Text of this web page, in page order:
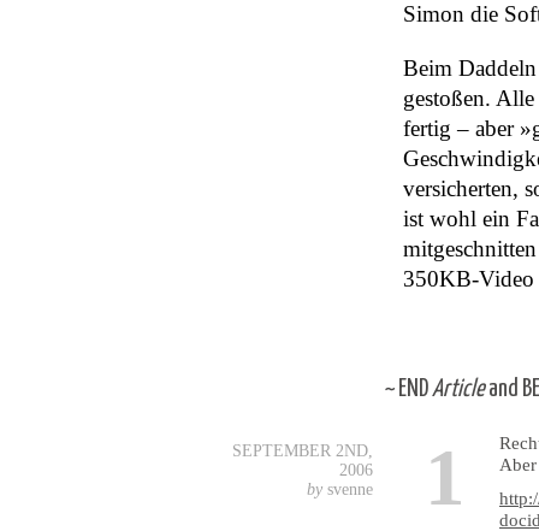
Simon die
Beim
gestoßen.
fertig – aber
versicherten,
ist wohl ein
350KB-Video
~ ENDArticleand
SEPTEMBER 2ND,
2006
by svenne 1